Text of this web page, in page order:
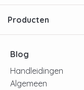
Producten
Blog
Handleidingen
Algemeen